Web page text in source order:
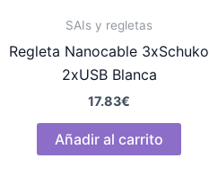
SAIs y regletas
Regleta Nanocable 3xSchuko
2xUSB Blanca
17.83€
Añadir al carrito